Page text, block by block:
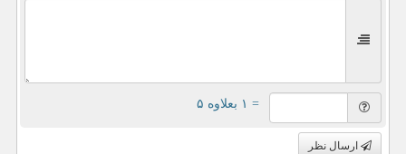
= ۱ بعلاوه ۵
ارسال نظر